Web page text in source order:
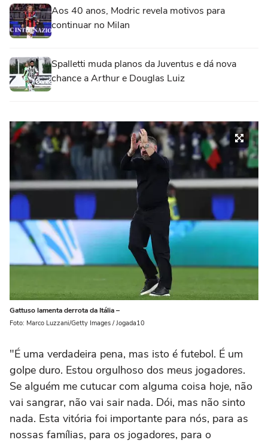
Aos 40 anos, Modric revela motivos para
continuar no Milan
Spalletti muda planos da Juventus e dá nova
chance a Arthur e Douglas Luiz
Gattuso lamenta derrota da Itália –
Foto: Marco Luzzani/Getty Images / Jogada10
"É uma verdadeira pena, mas isto é futebol. É um
golpe duro. Estou orgulhoso dos meus jogadores.
Se alguém me cutucar com alguma coisa hoje, não
vai sangrar, não vai sair nada. Dói, mas não sinto
nada. Esta vitória foi importante para nós, para as
nossas famílias, para os jogadores, para o